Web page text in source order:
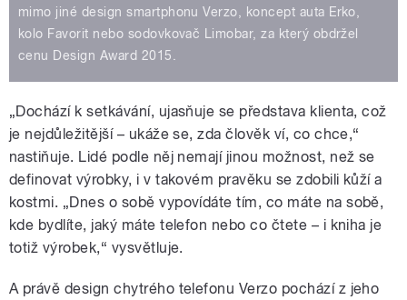
mimo jiné design smartphonu Verzo, koncept auta Erko,
kolo Favorit nebo sodovkovač Limobar, za který obdržel
cenu Design Award 2015.
„Dochází k setkávání, ujasňuje se představa klienta, což
je nejdůležitější – ukáže se, zda člověk ví, co chce,“
nastiňuje. Lidé podle něj nemají jinou možnost, než se
definovat výrobky, i v takovém pravěku se zdobili kůží a
kostmi. „Dnes o sobě vypovídáte tím, co máte na sobě,
kde bydlíte, jaký máte telefon nebo co čtete – i kniha je
totiž výrobek,“ vysvětluje.
A právě design chytrého telefonu Verzo pochází z jeho